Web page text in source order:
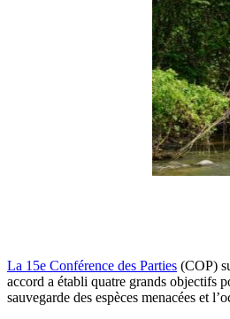
La 15e Conférence des Parties (COP)
accord a établi quatre grands objectifs
sauvegarde des espèces menacées et